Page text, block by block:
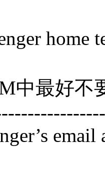
home
中最好不